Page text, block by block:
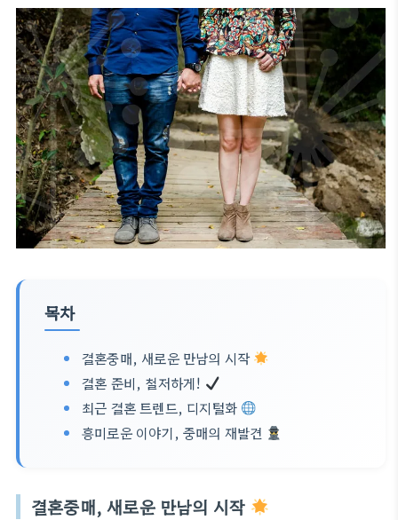
목차
결혼중매, 새로운 만남의 시작
결혼 준비, 철저하게!
최근 결혼 트렌드, 디지털화
흥미로운 이야기, 중매의 재발견
결혼중매, 새로운 만남의 시작